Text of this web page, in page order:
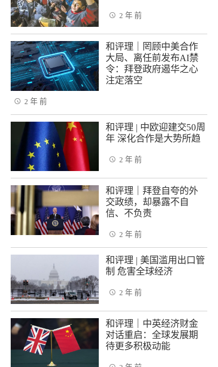
2 年 前
和评理｜罔顾中美合作
大局、离任前发布AI禁
令：拜登政府遏华之心
注定落空
2 年 前
和评理 | 中欧迎建交50周
年 深化合作是大势所趋
2 年 前
和评理｜拜登自夸的外
交政绩，却暴露不自
信、不负责
2 年 前
和评理 | 美国滥用出口管
制 危害全球经济
2 年 前
和评理｜中英经济财金
对话重启：全球发展期
待更多积极动能